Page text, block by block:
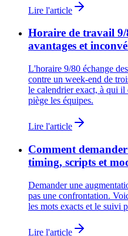
Lire l'article
Horaire de travail
avantages et
L'horaire 9/80 échange
contre un week-end de
le calendrier exact, à qui
piège les équipes.
Lire l'article
Comment
timing, scripts et
Demander une
pas une confrontation.
les mots exacts et le suivi
Lire l'article